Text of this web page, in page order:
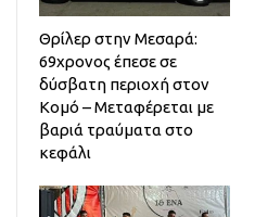
Θρίλερ στην Μεσαρά:
69χρονος έπεσε σε
δύσβατη περιοχή στον
Κομό – Μεταφέρεται με
βαριά τραύματα στο
κεφάλι